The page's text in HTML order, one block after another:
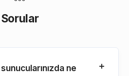
Sorular
ne